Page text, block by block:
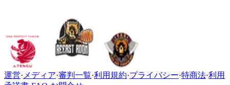
運営· メディア·審判一覧·利用規約·プライバシー·特商法·利用